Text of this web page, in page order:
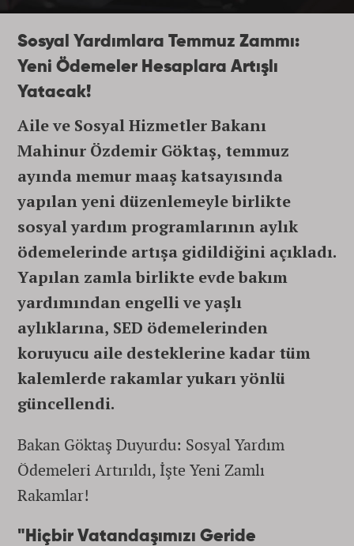
Sosyal Yardımlara Temmuz Zammı:
Yeni Ödemeler Hesaplara Artışlı
Yatacak!
Aile ve Sosyal Hizmetler Bakanı
Mahinur Özdemir Göktaş, temmuz
ayında memur maaş katsayısında
yapılan yeni düzenlemeyle birlikte
sosyal yardım programlarının aylık
ödemelerinde artışa gidildiğini açıkladı.
Yapılan zamla birlikte evde bakım
yardımından engelli ve yaşlı
aylıklarına, SED ödemelerinden
koruyucu aile desteklerine kadar tüm
kalemlerde rakamlar yukarı yönlü
güncellendi.
Bakan Göktaş Duyurdu: Sosyal Yardım
Ödemeleri Artırıldı, İşte Yeni Zamlı
Rakamlar!
"Hiçbir Vatandaşımızı Geride